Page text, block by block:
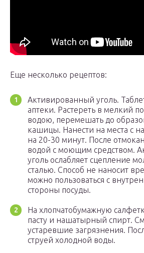
Еще несколько рецептов:
Активированный уголь.
аптеки. Растереть в мелкий
водою, перемешать до
кашицы. Нанести на места с
на 20-30 минут. После
водой с моющим средством.
уголь ослабляет сцепление
сталью. Способ не наносит
можно пользоваться с
стороны посуды.
На хлопчатобумажную
пасту и нашатырный спирт.
устаревшие загрязнения.
струей холодной воды.